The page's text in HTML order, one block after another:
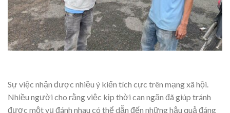
Sự việc nhận được nhiều ý kiến tích cực trên mạng xã hội.
Nhiều người cho rằng việc kịp thời can ngăn đã giúp tránh
được một vụ đánh nhau có thể dẫn đến những hậu quả đáng